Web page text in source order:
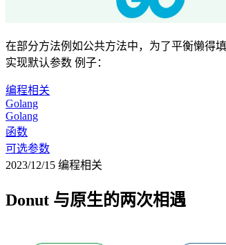
在部分方法例如公共方法中，为了平衡懒得
实现默认参数 例子：
编程相关
Golang
Golang
函数
可选参数
2023/12/15 编程相关
Donut 与原生的两次相遇